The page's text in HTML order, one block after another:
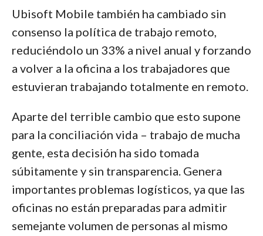
Ubisoft Mobile también ha cambiado sin
consenso la política de trabajo remoto,
reduciéndolo un 33% a nivel anual y forzando
a volver a la oficina a los trabajadores que
estuvieran trabajando totalmente en remoto.
Aparte del terrible cambio que esto supone
para la conciliación vida – trabajo de mucha
gente, esta decisión ha sido tomada
súbitamente y sin transparencia. Genera
importantes problemas logísticos, ya que las
oficinas no están preparadas para admitir
semejante volumen de personas al mismo